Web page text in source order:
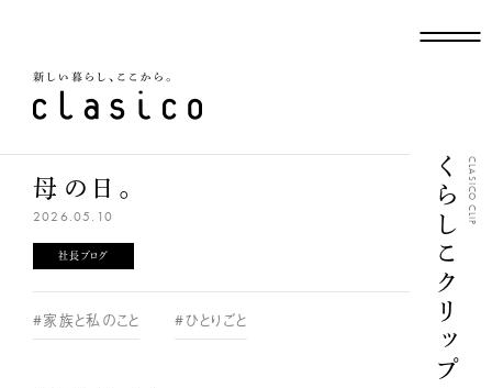
くらしこクリップCLASICO CLIP
母の日。
2026.05.10
社長ブログ
#家族と私のこと #ひとりごと